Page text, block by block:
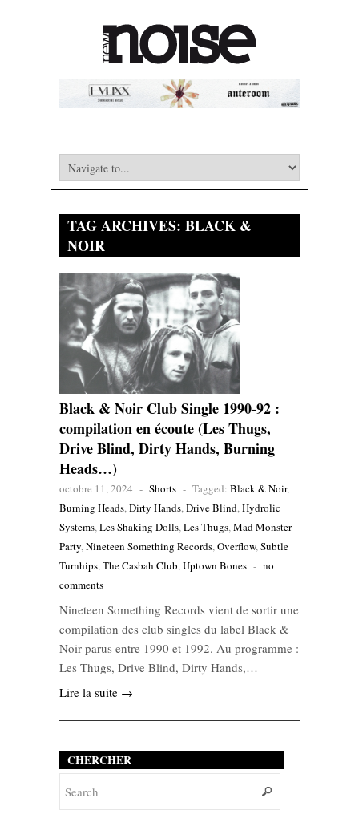
TAG ARCHIVES: BLACK &
NOIR
Black & Noir Club Single 1990-92 :
compilation en écoute (Les Thugs,
Drive Blind, Dirty Hands, Burning
Heads…)
octobre 11, 2024 - Shorts - Tagged: Black & Noir,
Burning Heads,Dirty Hands,Drive Blind,Hydrolic
Systems,Les Shaking Dolls,Les Thugs,Mad Monster
Party,Nineteen Something Records,Overflow,Subtle
Turnhips,The Casbah Club,Uptown Bones - no
comments
Nineteen Something Records vient de sortir une
compilation des club singles du label Black &
Noir parus entre 1990 et 1992. Au programme :
Les Thugs, Drive Blind, Dirty Hands,…
Lire la suite →
CHERCHER